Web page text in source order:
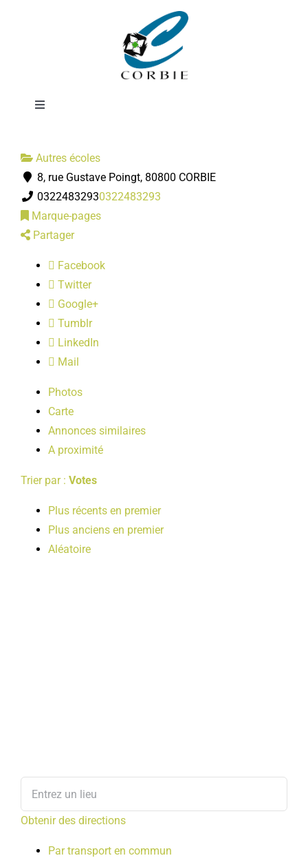
Toggle
DÉMARCHES ADMINISTRATIVES
SERVICES MUNICIPAUX
PRATIQUE
LOISIRS
PUBLICATIONS
Réseau d'aides
spécialisés
Autres écoles
8, rue Gustave Poingt, 80800 CORBIE
03224832930322483293
Marque-pages
Partager
Facebook
Twitter
Google+
Tumblr
LinkedIn
Mail
Photos
Carte
Annonces similaires
A proximité
Trier par : Votes
Plus récents en premier
Plus anciens en premier
Aléatoire
Obtenir des directions
Par transport en commun